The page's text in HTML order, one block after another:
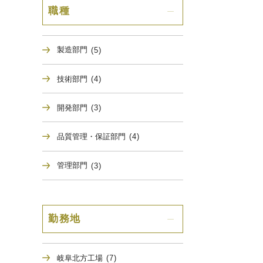
職種
製造部門 (5)
技術部門 (4)
開発部門 (3)
品質管理・保証部門 (4)
管理部門 (3)
勤務地
岐阜北方工場 (7)